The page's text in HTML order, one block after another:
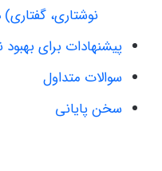
نوشتاری،
پیشنهادات برای
سوالات متداول
سخن پایانی